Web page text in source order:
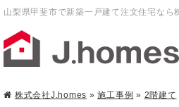
山梨県甲斐市で新築一戸建て注文住宅なら
株式会社J.homes »施工事例 » 2階建て